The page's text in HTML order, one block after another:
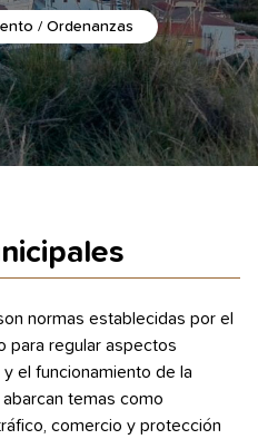
Ordenanzas
normas establecidas por el
para regular aspectos
el funcionamiento de la
temas como
comercio y protección